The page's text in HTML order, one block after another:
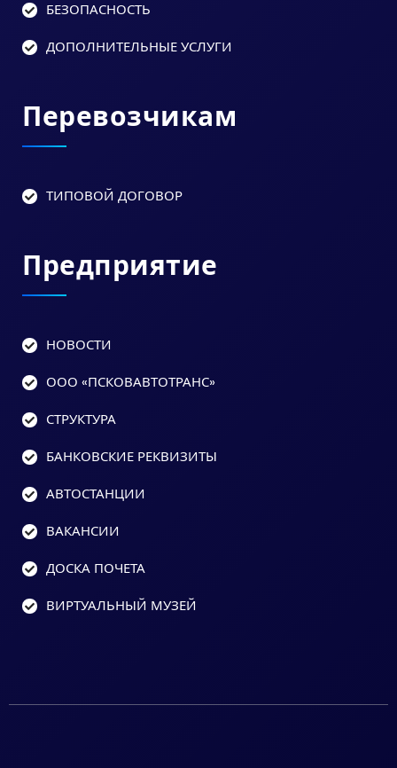
БЕЗОПАСНОСТЬ
ДОПОЛНИТЕЛЬНЫЕ УСЛУГИ
Перевозчикам
ТИПОВОЙ ДОГОВОР
Предприятие
НОВОСТИ
ООО «ПСКОВАВТОТРАНС»
СТРУКТУРА
БАНКОВСКИЕ РЕКВИЗИТЫ
АВТОСТАНЦИИ
ВАКАНСИИ
ДОСКА ПОЧЕТА
ВИРТУАЛЬНЫЙ МУЗЕЙ